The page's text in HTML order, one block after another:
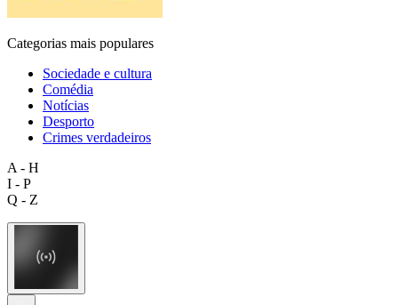
Categorias mais populares
Sociedade e cultura
Comédia
Notícias
Desporto
Crimes verdadeiros
A - H
I - P
Q - Z